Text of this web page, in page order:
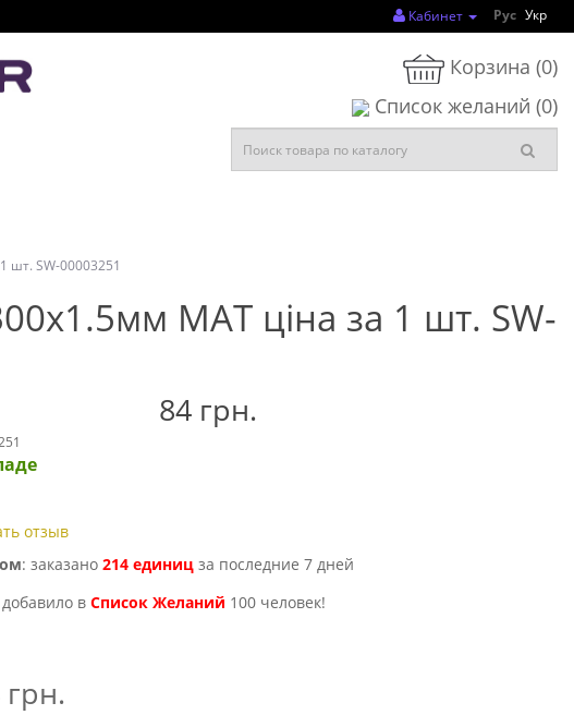
Рус Укр
Кабинет
Корзина (0)
Список желаний (0)
шт. SW-00003251
МАТ ціна за 1 шт. SW-
84 грн.
отзыв
: заказано 214 единиц за последние 7 дней
в Список Желаний 100 человек!